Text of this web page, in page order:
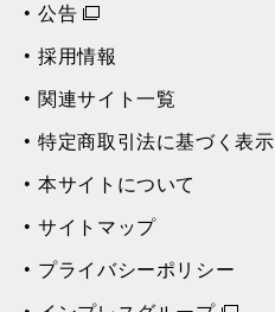
公告
採用情報
関連サイト一覧
特定商取引法に基づく表示
本サイトについて
サイトマップ
プライバシーポリシー